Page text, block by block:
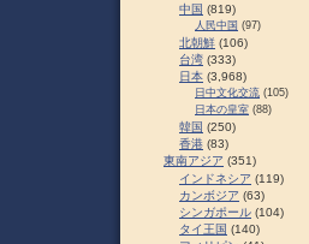
中国 (819)
人民中国 (97)
北朝鮮 (106)
台湾 (333)
日本 (3,968)
日中文化交流 (105)
日本の皇室 (88)
韓国 (250)
香港 (83)
東南アジア (351)
インドネシア (119)
カンボジア (63)
シンガポール (104)
タイ王国 (140)